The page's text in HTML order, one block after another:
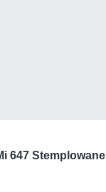
647 Stemplowane